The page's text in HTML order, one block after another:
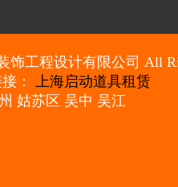
饰工程设计有限公司 All
：
上海启动道具租赁
姑苏区 吴中 吴江